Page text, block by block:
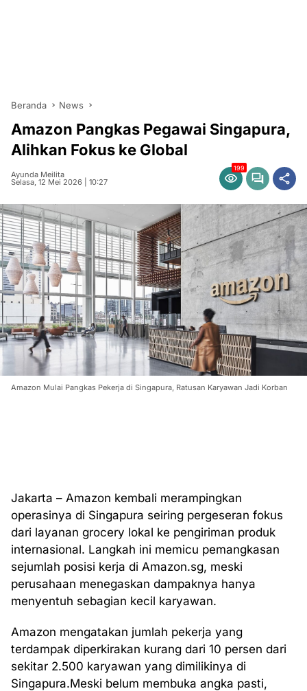
Beranda News
Amazon Pangkas Pegawai Singapura,
Alihkan Fokus ke Global
Ayunda Meilita
Selasa, 12 Mei 2026 | 10:27
199
Amazon Mulai Pangkas Pekerja di Singapura, Ratusan Karyawan Jadi Korban
Jakarta – Amazon kembali merampingkan
operasinya di Singapura seiring pergeseran fokus
dari layanan grocery lokal ke pengiriman produk
internasional. Langkah ini memicu pemangkasan
sejumlah posisi kerja di Amazon.sg, meski
perusahaan menegaskan dampaknya hanya
menyentuh sebagian kecil karyawan.
Amazon mengatakan jumlah pekerja yang
terdampak diperkirakan kurang dari 10 persen dari
sekitar 2.500 karyawan yang dimilikinya di
Singapura.Meski belum membuka angka pasti,